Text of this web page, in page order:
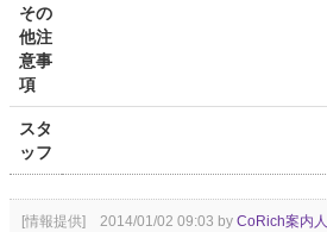
その
他注
意事
項
スタ
ッフ
[情報提供] 2014/01/02 09:03 by CoRich案内人